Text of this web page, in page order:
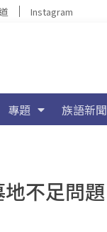
Instagram
專題 族語新聞
不足問題